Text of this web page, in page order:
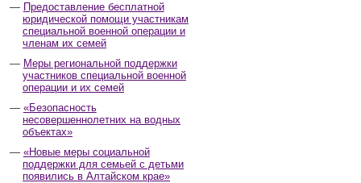
Предоставление бесплатной
юридической помощи участникам
специальной военной операции и
членам их семей
Меры региональной поддержки
участников специальной военной
операции и их семей
«Безопасность
несовершеннолетних на водных
объектах»
«Новые меры социальной
поддержки для семьей с детьми
появились в Алтайском крае»